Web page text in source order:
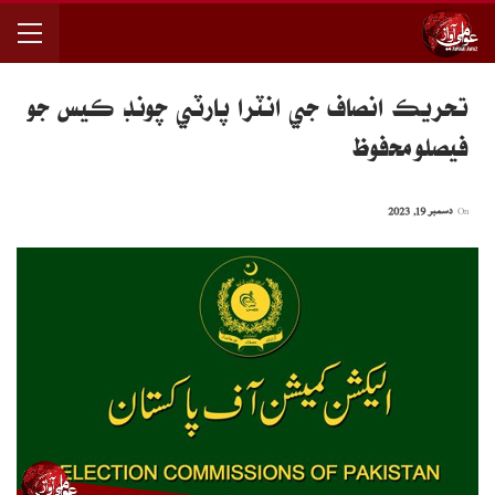
تحريڪ انصاف جي انٽرا پارٽي چونڊ ڪيس جو
فيصلو محفوظ